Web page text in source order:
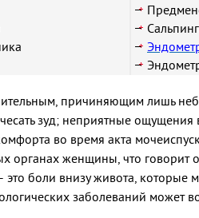
причиняющим лишь
зуд; неприятные ощущения
во время акта
женщины, что говорит
боли внизу живота, которые
заболеваний может